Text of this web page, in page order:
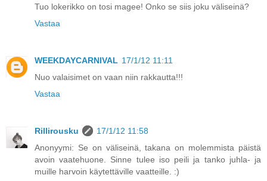
Tuo lokerikko on tosi magee! Onko se siis joku väliseinä?
Vastaa
WEEKDAYCARNIVAL 17/1/12 11:11
Nuo valaisimet on vaan niin rakkautta!!!
Vastaa
Rillirousku
17/1/12 11:58
Anonyymi: Se on väliseinä, takana on molemmista päistä
avoin vaatehuone. Sinne tulee iso peili ja tanko juhla- ja
muille harvoin käytettäville vaatteille. :)